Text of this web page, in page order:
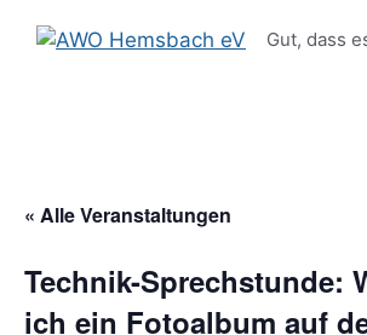
springen
Inhalt
Gut, dass
« Alle Veranstaltungen
Technik-Sprechstunde:
ich ein Fotoalbum auf